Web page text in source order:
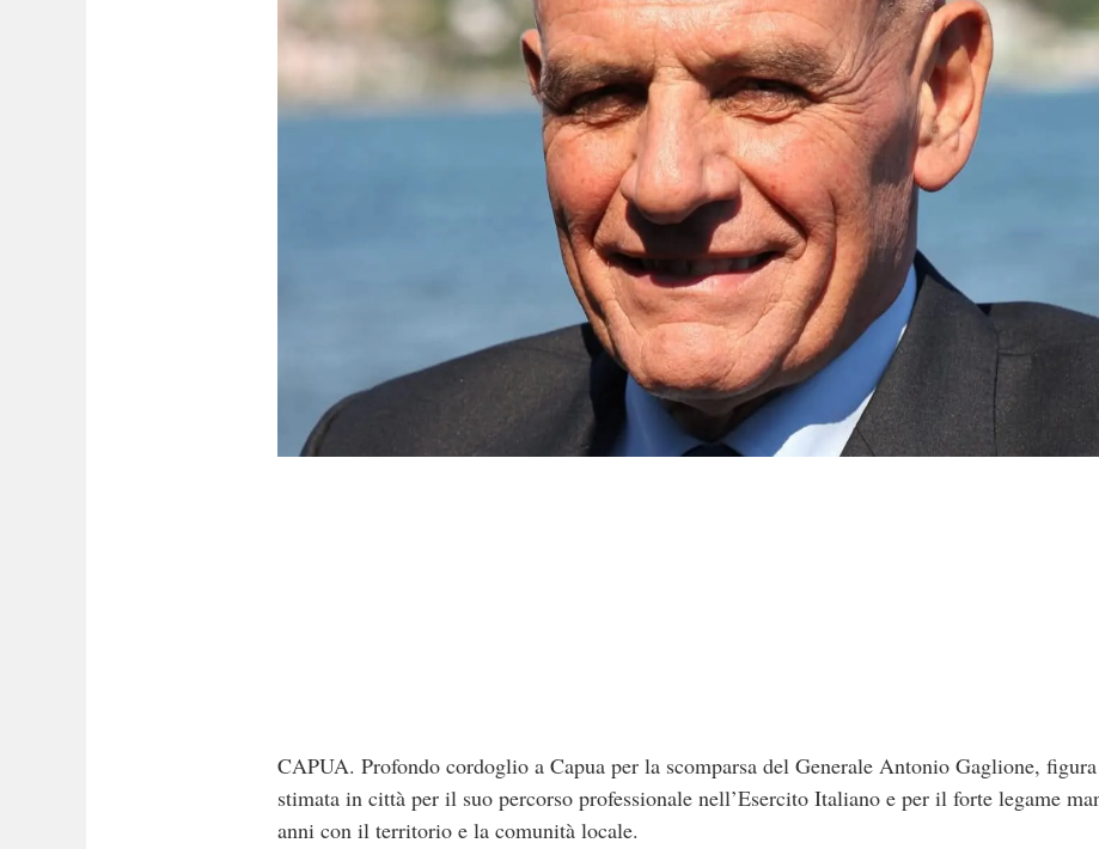
CAPUA. Profondo cordoglio a Capua per la scomparsa del Generale Antonio Gaglione,
stimata in città per il suo percorso professionale nell’Esercito Italiano e per il forte legame
anni con il territorio e la comunità locale.